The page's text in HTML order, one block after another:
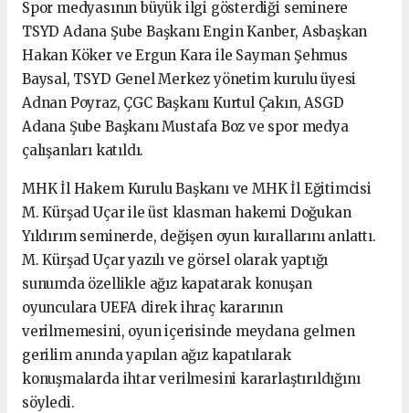
Spor medyasının büyük ilgi gösterdiği seminere
TSYD Adana Şube Başkanı Engin Kanber, Asbaşkan
Hakan Köker ve Ergun Kara ile Sayman Şehmus
Baysal, TSYD Genel Merkez yönetim kurulu üyesi
Adnan Poyraz, ÇGC Başkanı Kurtul Çakın, ASGD
Adana Şube Başkanı Mustafa Boz ve spor medya
çalışanları katıldı.
MHK İl Hakem Kurulu Başkanı ve MHK İl Eğitimcisi
M. Kürşad Uçar ile üst klasman hakemi Doğukan
Yıldırım seminerde, değişen oyun kurallarını anlattı.
M. Kürşad Uçar yazılı ve görsel olarak yaptığı
sunumda özellikle ağız kapatarak konuşan
oyunculara UEFA direk ihraç kararının
verilmemesini, oyun içerisinde meydana gelmen
gerilim anında yapılan ağız kapatılarak
konuşmalarda ihtar verilmesini kararlaştırıldığını
söyledi.